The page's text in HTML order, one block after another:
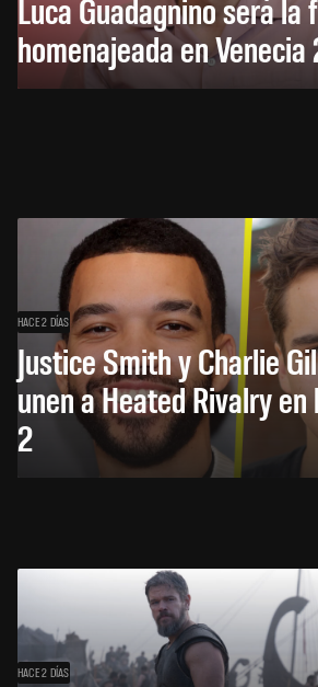
Luca Guadagnino será la
homenajeada en
HACE 2 DÍAS
Justice Smith y Charlie
unen a Heated Rivalry
2
HACE 2 DÍAS